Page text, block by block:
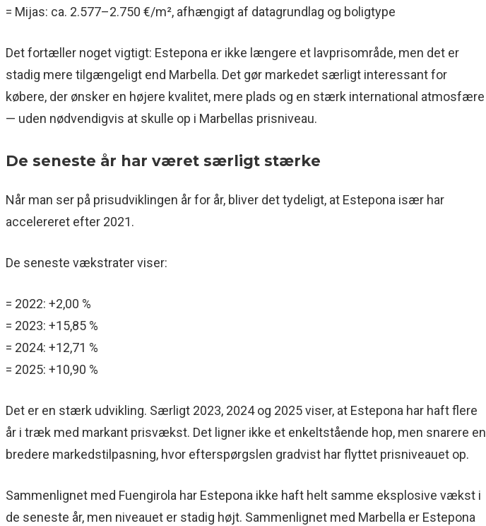
= Mijas: ca. 2.577–2.750 €/m², afhængigt af datagrundlag og boligtype
Det fortæller noget vigtigt: Estepona er ikke længere et lavprisområde, men det er
stadig mere tilgængeligt end Marbella. Det gør markedet særligt interessant for
købere, der ønsker en højere kvalitet, mere plads og en stærk international atmosfære
— uden nødvendigvis at skulle op i Marbellas prisniveau.
De seneste år har været særligt stærke
Når man ser på prisudviklingen år for år, bliver det tydeligt, at Estepona især har
accelereret efter 2021.
De seneste vækstrater viser:
= 2022: +2,00 %
= 2023: +15,85 %
= 2024: +12,71 %
= 2025: +10,90 %
Det er en stærk udvikling. Særligt 2023, 2024 og 2025 viser, at Estepona har haft flere
år i træk med markant prisvækst. Det ligner ikke et enkeltstående hop, men snarere en
bredere markedstilpasning, hvor efterspørgslen gradvist har flyttet prisniveauet op.
Sammenlignet med Fuengirola har Estepona ikke haft helt samme eksplosive vækst i
de seneste år, men niveauet er stadig højt. Sammenlignet med Marbella er Estepona